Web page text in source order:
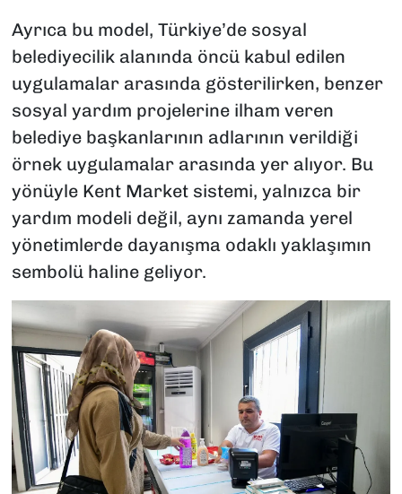
Ayrıca bu model, Türkiye’de sosyal
belediyecilik alanında öncü kabul edilen
uygulamalar arasında gösterilirken, benzer
sosyal yardım projelerine ilham veren
belediye başkanlarının adlarının verildiği
örnek uygulamalar arasında yer alıyor. Bu
yönüyle Kent Market sistemi, yalnızca bir
yardım modeli değil, aynı zamanda yerel
yönetimlerde dayanışma odaklı yaklaşımın
sembolü haline geliyor.